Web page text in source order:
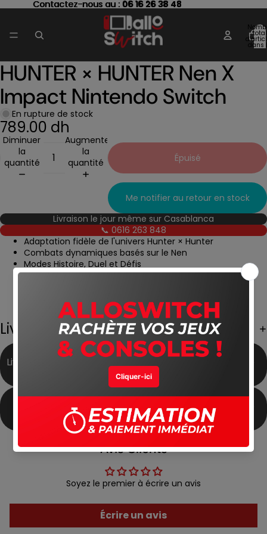
Contactez-nous au : 06 16 26 38 48
Contactez-nous au : 06 16 26 38 48
total
dans
Ouvrir
l’image
en
plein
écran
HUNTER × HUNTER Nen X
Impact Nintendo Switch
En rupture de stock
789.00 dh
Diminuer
la
quantité
Augmenter
la
quantité
Épuisé
Me notifier au retour en stock
Livraison le jour même sur Casablanca
📞 0616 263 848
Adaptation fidèle de l'univers Hunter × Hunter
Combats dynamiques basés sur le Nen
Modes Histoire, Duel et Défis
Animations proches de l’anime
Expérience portable ou sur TV avec la Switch
Livraison Gratuite
Livraison Gratuite partout
Produits Authentiques Satisfait ou Remboursé
Avis Clients
Soyez le premier à écrire un avis
Écrire un avis